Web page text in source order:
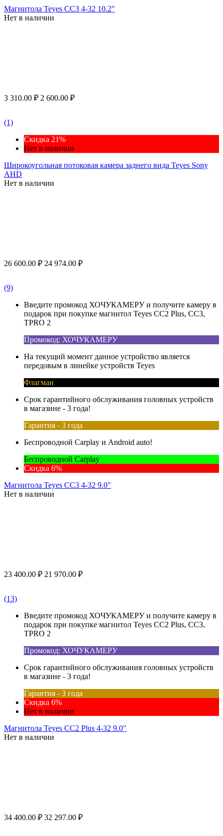
Магнитола Teyes CC3 4-32 10.2"
Нет в наличии
3 310.00 ₽ 2 600.00 ₽
(1)
Скидка 21%
Нет в наличии
Широкоугольная потоковая камера заднего вида Teyes Sony
AHD
Нет в наличии
26 600.00 ₽ 24 974.00 ₽
(9)
Введите промокод ХОЧУКАМЕРУ и получите камеру в
подарок при покупке магнитол Teyes CC2 Plus, CC3,
TPRO 2
Промокод: ХОЧУКАМЕРУ
На текущий момент данное устройство является
передовым в линейке устройств Teyes
Флагман
Срок гарантийного обслуживания головных устройств
в магазине - 3 года!
Гарантия - 3 года
Беспроводной Carplay и Android auto!
Беспроводной Carplay
Скидка 6%
Магнитола Teyes CC3 4-32 9.0"
Нет в наличии
23 400.00 ₽ 21 970.00 ₽
(13)
Введите промокод ХОЧУКАМЕРУ и получите камеру в
подарок при покупке магнитол Teyes CC2 Plus, CC3,
TPRO 2
Промокод: ХОЧУКАМЕРУ
Срок гарантийного обслуживания головных устройств
в магазине - 3 года!
Гарантия - 3 года
Скидка 6%
Нет в наличии
Магнитола Teyes CC2 Plus 4-32 9.0"
Нет в наличии
34 400.00 ₽ 32 297.00 ₽